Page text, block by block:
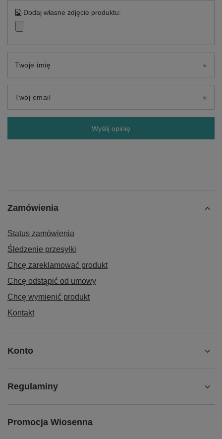
Dodaj własne zdjęcie produktu:
Twoje imię
Twój email
Wyślij opinię
Zamówienia
Status zamówienia
Śledzenie przesyłki
Chcę zareklamować produkt
Chcę odstąpić od umowy
Chcę wymienić produkt
Kontakt
Konto
Regulaminy
Promocja Wiosenna